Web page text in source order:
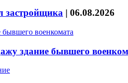
застройщика | 06.08.2026
здание бывшего